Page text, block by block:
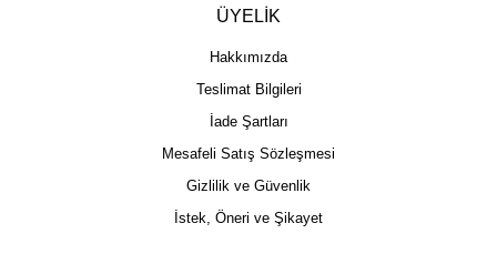
ÜYELİK
Hakkımızda
Teslimat Bilgileri
İade Şartları
Mesafeli Satış Sözleşmesi
Gizlilik ve Güvenlik
İstek, Öneri ve Şikayet